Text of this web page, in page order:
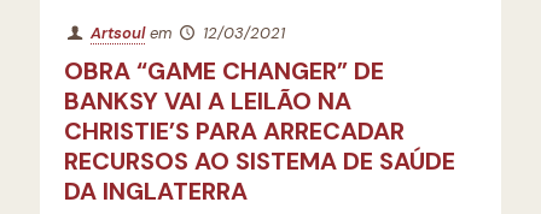
Artsoul em 12/03/2021
OBRA “GAME CHANGER” DE
BANKSY VAI A LEILÃO NA
CHRISTIE’S PARA ARRECADAR
RECURSOS AO SISTEMA DE SAÚDE
DA INGLATERRA